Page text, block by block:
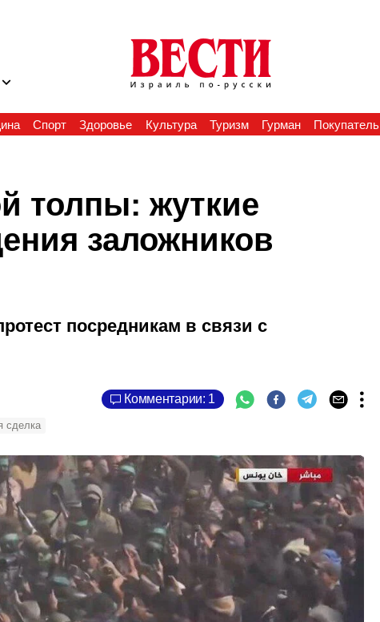
Спорт Здоровье Культура Туризм Гурман Покупатель
толпы: жуткие
заложников
посредникам в связи с
Комментарии: 1
сделка